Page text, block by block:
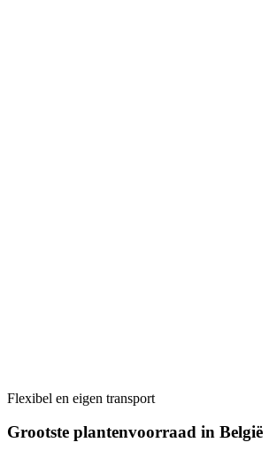
Flexibel en eigen transport
Grootste plantenvoorraad in België